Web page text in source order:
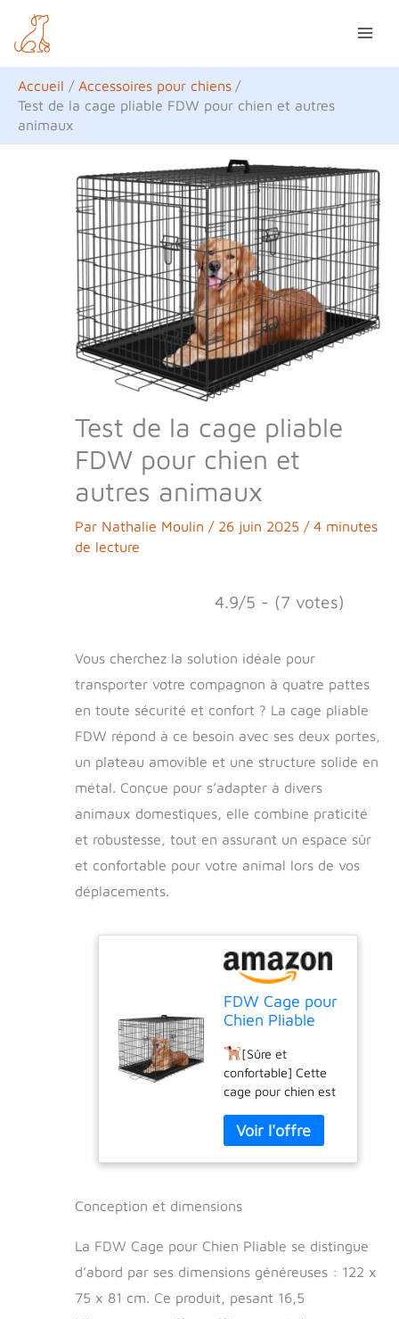
contenu
Accueil
Accessoires pour chiens
Test de la cage pliable FDW pour chien et autres
animaux
Test de la cage pliable
FDW pour chien et
autres animaux
Par Nathalie Moulin / 26 juin 2025 / 4 minutes
de lecture
4.9/5 - (7 votes)
Vous cherchez la solution idéale pour
transporter votre compagnon à quatre pattes
en toute sécurité et confort ? La cage pliable
FDW répond à ce besoin avec ses deux portes,
un plateau amovible et une structure solide en
métal. Conçue pour s’adapter à divers
animaux domestiques, elle combine praticité
et robustesse, tout en assurant un espace sûr
et confortable pour votre animal lors de vos
déplacements.
FDW Cage pour
Chien Pliable
Plateau
Amovible, 122 x
75 x 81 cm,
Cage de
Transport
Chien, Lapin,
Chiot et
Domestique, en
[Sûre et
confortable] Cette
cage pour chien est
métallique durable,
solide et résistant à
la rouille avec une
bords
endroit sûr et
votre chien.
[Doubles portes et
Conception et dimensions
La FDW Cage pour Chien Pliable se distingue
d’abord par ses dimensions généreuses : 122 x
75 x 81 cm. Ce produit, pesant 16,5
e
c
h
e